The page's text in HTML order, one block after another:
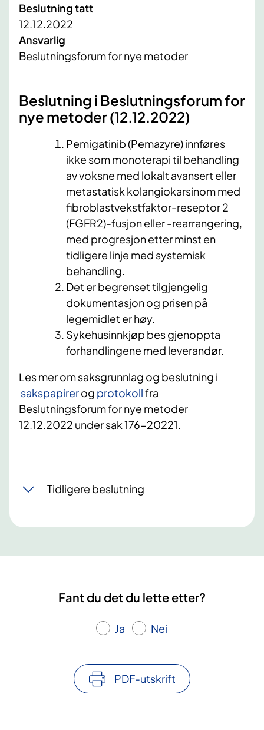
Beslutning tatt
12.12.2022
Ansvarlig
Beslutningsforum for nye metoder
​Beslutning i Beslutningsforum for
nye metoder (12.12​.2022)​
Pemigatinib (Pemazyre) innføres
ikke som monoterapi til behandling
av voksne med lokalt avansert eller
metastatisk kolangiokarsinom med
fibroblastvekstfaktor-reseptor 2
(FGFR2)-fusjon eller -rearrangering,
med progresjon etter minst en
tidligere linje med systemisk
behandling.
Det er begrenset tilgjengelig
dokumentasjon og prisen på
legemidlet er høy.
Sykehusinnkjøp bes gjenoppta
forhandlingene med leverandør.​​​
​Les mer om saksgrunnlag og beslutning i
sakspapirer​og protokollfra
Beslutningsforum for nye metoder
12.12.2022 under sak 176-20221.​
Tidligere beslutning
Fant du det du lette etter?
Ja Nei
PDF-utskrift